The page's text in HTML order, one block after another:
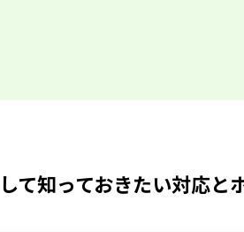
て知っておきたい対応と